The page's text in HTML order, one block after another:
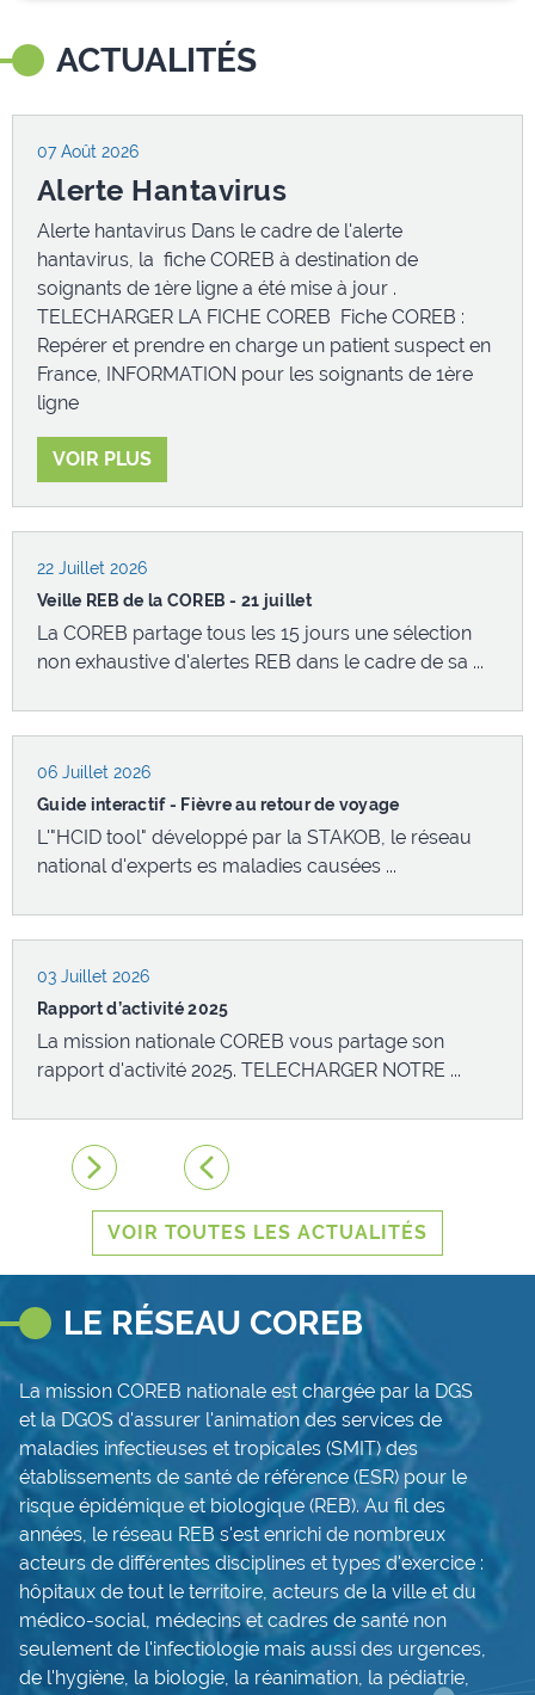
ACTUALITÉS
07 Août 2026
Alerte Hantavirus
Alerte hantavirus Dans le cadre de l'alerte
hantavirus, la fiche COREB à destination de
soignants de 1ère ligne a été mise à jour .
TELECHARGER LA FICHE COREB Fiche COREB :
Repérer et prendre en charge un patient suspect en
France, INFORMATION pour les soignants de 1ère
ligne
VOIR PLUS
22 Juillet 2026
Veille REB de la COREB - 21 juillet
La COREB partage tous les 15 jours une sélection
non exhaustive d'alertes REB dans le cadre de sa ...
06 Juillet 2026
Guide interactif - Fièvre au retour de voyage
L'"HCID tool" développé par la STAKOB, le réseau
national d'experts es maladies causées ...
03 Juillet 2026
Rapport d’activité 2025
La mission nationale COREB vous partage son
rapport d'activité 2025. TELECHARGER NOTRE ...
02 Juillet 2026
Supports de présentation et synthèse JN REB 2026
partenariat avec le groupe Emergences de la
Société ...
01 Juillet 2026
Veille REB de la COREB - 30 juin 2026
La COREB partage tous les 15 jours une sélection
non exhaustive d'alertes REB dans le cadre de sa ...
Vidéo "Marcell : Mission peste !" réalisée par les
Organisée par la mission nationale COREB en
Société ...
09 Juin 2026
Veille REB de la COREB - 9 juin 2026
non exhaustive d'alertes REB dans le cadre de sa ...
09 Juin 2026
Ebola : module en ligne sur plateforme nationale de
Formation SSE
Hantavirus : nouveau module disponible sur la
plateforme Formation SSE
05 Juin 2026
Alerte Ebola - MAJ Fiche COREB
Alerte Ebola - RDC et Ouganda La fiche COREB
a évolué sur la question des EPI au ...
02 Juin 2026
Webinaire 1 an NTC EN REB
Le replay du Webinaire du 12 mai 2026 organisé par
la DGS et la mission nationale COREB à ...
VOIR TOUTES LES ACTUALITÉS
LE RÉSEAU COREB
La mission COREB nationale est chargée par la DGS
et la DGOS d'assurer l'animation des services de
maladies infectieuses et tropicales (SMIT) des
établissements de santé de référence (ESR) pour le
risque épidémique et biologique (REB). Au fil des
années, le réseau REB s'est enrichi de nombreux
acteurs de différentes disciplines et types d'exercice :
hôpitaux de tout le territoire, acteurs de la ville et du
médico-social, médecins et cadres de santé non
seulement de l'infectiologie mais aussi des urgences,
de l'hygiène, la biologie, la réanimation, la pédiatrie,